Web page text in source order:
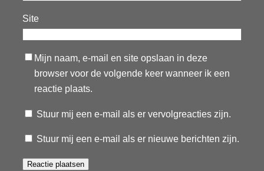
Site
Mijn naam, e-mail en site opslaan in deze
browser voor de volgende keer wanneer ik een
reactie plaats.
Stuur mij een e-mail als er vervolgreacties zijn.
Stuur mij een e-mail als er nieuwe berichten zijn.